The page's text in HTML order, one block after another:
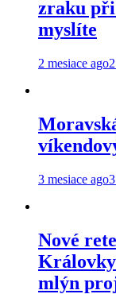
zraku
myslíte
2 mesiace ago
3 mesiace ago
Nové
mlýn